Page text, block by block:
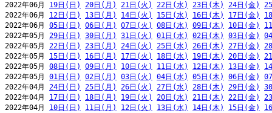
2022年06月 19日(日) 20日(月) 21日(火) 22日(水) 23日(木) 24日(金)
2022年06月 12日(日) 13日(月) 14日(火) 15日(水) 16日(木) 17日(金)
2022年06月 05日(日) 06日(月) 07日(火) 08日(水) 09日(木) 10日(金)
2022年05月 29日(日) 30日(月) 31日(火) 01日(水) 02日(木) 03日(金)
2022年05月 22日(日) 23日(月) 24日(火) 25日(水) 26日(木) 27日(金)
2022年05月 15日(日) 16日(月) 17日(火) 18日(水) 19日(木) 20日(金)
2022年05月 08日(日) 09日(月) 10日(火) 11日(水) 12日(木) 13日(金)
2022年05月 01日(日) 02日(月) 03日(火) 04日(水) 05日(木) 06日(金)
2022年04月 24日(日) 25日(月) 26日(火) 27日(水) 28日(木) 29日(金)
2022年04月 17日(日) 18日(月) 19日(火) 20日(水) 21日(木) 22日(金)
2022年04月 10日(日) 11日(月) 12日(火) 13日(水) 14日(木) 15日(金)